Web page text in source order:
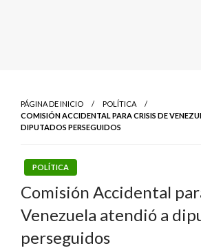
PÁGINA DE INICIO
POLÍTICA
COMISIÓN ACCIDENTAL PARA CRISIS DE
DIPUTADOS PERSEGUIDOS
POLÍTICA
Comisión Accidental
Venezuela atendió a
perseguidos